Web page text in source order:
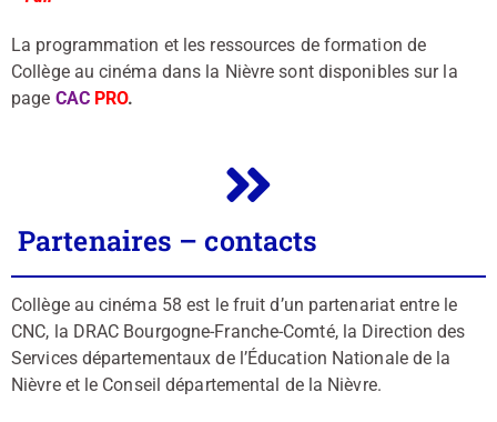
La programmation et les ressources de formation de
Collège au cinéma dans la Nièvre sont disponibles sur la
page CAC PRO.
Partenaires – contacts
Collège au cinéma 58 est le fruit d’un partenariat entre le
CNC, la DRAC Bourgogne-Franche-Comté, la Direction des
Services départementaux de l’Éducation Nationale de la
Nièvre et le Conseil départemental de la Nièvre.